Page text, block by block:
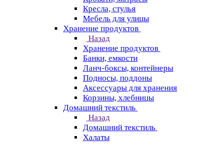
Кресла, стулья
Мебель для улицы
Хранение продуктов
Назад
Хранение продуктов
Банки, емкости
Ланч-боксы, контейнеры
Подносы, поддоны
Аксессуары для хранения
Корзины, хлебницы
Домашний текстиль
Назад
Домашний текстиль
Халаты